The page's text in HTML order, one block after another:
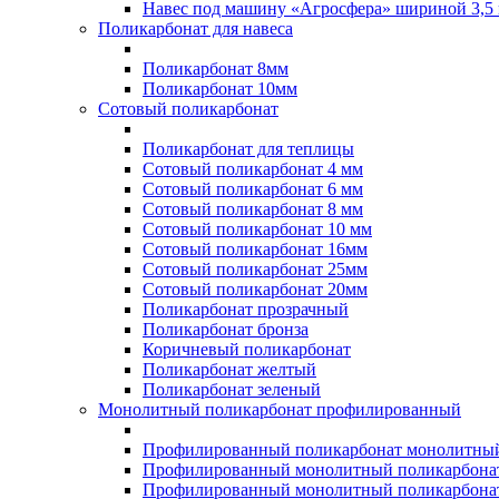
Навес под машину «Агросфера» шириной 3,5
Поликарбонат для навеса
Поликарбонат 8мм
Поликарбонат 10мм
Сотовый поликарбонат
Поликарбонат для теплицы
Сотовый поликарбонат 4 мм
Сотовый поликарбонат 6 мм
Сотовый поликарбонат 8 мм
Сотовый поликарбонат 10 мм
Сотовый поликарбонат 16мм
Сотовый поликарбонат 25мм
Сотовый поликарбонат 20мм
Поликарбонат прозрачный
Поликарбонат бронза
Коричневый поликарбонат
Поликарбонат желтый
Поликарбонат зеленый
Монолитный поликарбонат профилированный
Профилированный поликарбонат
Профилированный монолитный
Профилированный монолитный